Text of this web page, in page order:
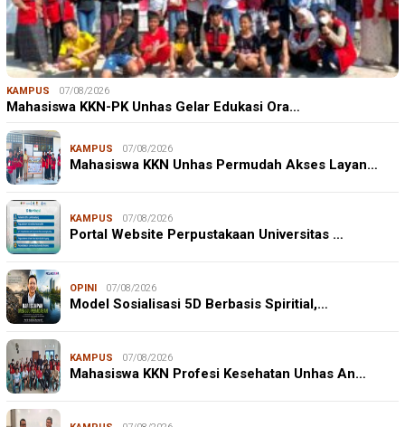
KAMPUS 07/08/2026
Mahasiswa KKN-PK Unhas Gelar Edukasi Ora…
KAMPUS 07/08/2026
Mahasiswa KKN Unhas Permudah Akses Layan…
KAMPUS 07/08/2026
Portal Website Perpustakaan Universitas …
OPINI 07/08/2026
Model Sosialisasi 5D Berbasis Spiritial,…
KAMPUS 07/08/2026
Mahasiswa KKN Profesi Kesehatan Unhas An…